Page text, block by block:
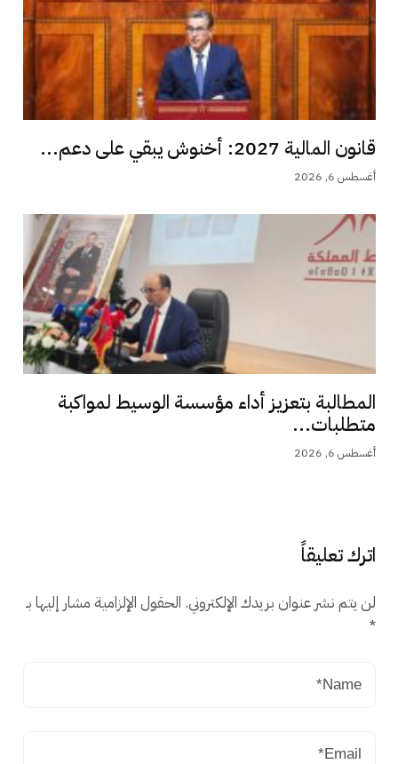
قانون المالية 2027: أخنوش يبقي على دعم...
أغسطس 6, 2026
المطالبة بتعزيز أداء مؤسسة الوسيط لمواكبة
متطلبات...
أغسطس 6, 2026
اترك تعليقاً
لن يتم نشر عنوان بريدك الإلكتروني. الحقول الإلزامية مشار إليها بـ
*